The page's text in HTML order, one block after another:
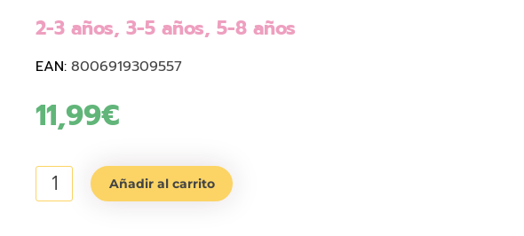
2-3 años, 3-5 años, 5-8 años
EAN: 8006919309557
11,99€
Témpera
premezclada
Añadir al carrito